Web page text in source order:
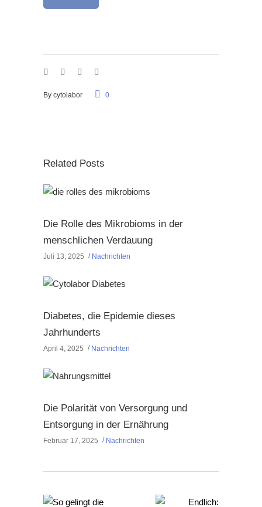
By cytolabor 0
Related Posts
Die Rolle des Mikrobioms in der
menschlichen Verdauung
Juli 13, 2025 Nachrichten
Diabetes, die Epidemie dieses
Jahrhunderts
April 4, 2025 Nachrichten
Die Polarität von Versorgung und
Entsorgung in der Ernährung
Februar 17, 2025 Nachrichten